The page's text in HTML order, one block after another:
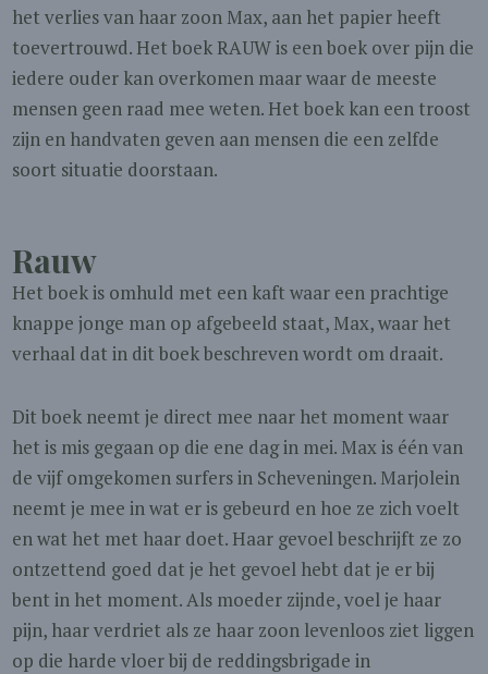
het verlies van haar zoon Max, aan het papier heeft
toevertrouwd. Het boek RAUW is een boek over pijn die
iedere ouder kan overkomen maar waar de meeste
mensen geen raad mee weten. Het boek kan een troost
zijn en handvaten geven aan mensen die een zelfde
soort situatie doorstaan.
Rauw
Het boek is omhuld met een kaft waar een prachtige
knappe jonge man op afgebeeld staat, Max, waar het
verhaal dat in dit boek beschreven wordt om draait.
Dit boek neemt je direct mee naar het moment waar
het is mis gegaan op die ene dag in mei. Max is één van
de vijf omgekomen surfers in Scheveningen. Marjolein
neemt je mee in wat er is gebeurd en hoe ze zich voelt
en wat het met haar doet. Haar gevoel beschrijft ze zo
ontzettend goed dat je het gevoel hebt dat je er bij
bent in het moment. Als moeder zijnde, voel je haar
pijn, haar verdriet als ze haar zoon levenloos ziet liggen
op die harde vloer bij de reddingsbrigade in